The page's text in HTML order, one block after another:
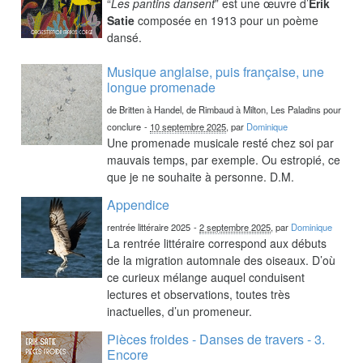
Satie composée en 1913 pour un poème
dansé.
Musique anglaise, puis française, une
longue promenade
de Britten à Handel, de Rimbaud à Milton, Les Paladins pour
conclure - 10 septembre 2025, par Dominique
Une promenade musicale resté chez soi par
mauvais temps, par exemple. Ou estropié, ce
que je ne souhaite à personne. D.M.
Appendice
rentrée littéraire 2025 -2 septembre 2025, par Dominique
La rentrée littéraire correspond aux débuts
de la migration automnale des oiseaux. D’où
ce curieux mélange auquel conduisent
lectures et observations, toutes très
inactuelles, d’un promeneur.
Pièces froides - Danses de travers - 3.
Encore